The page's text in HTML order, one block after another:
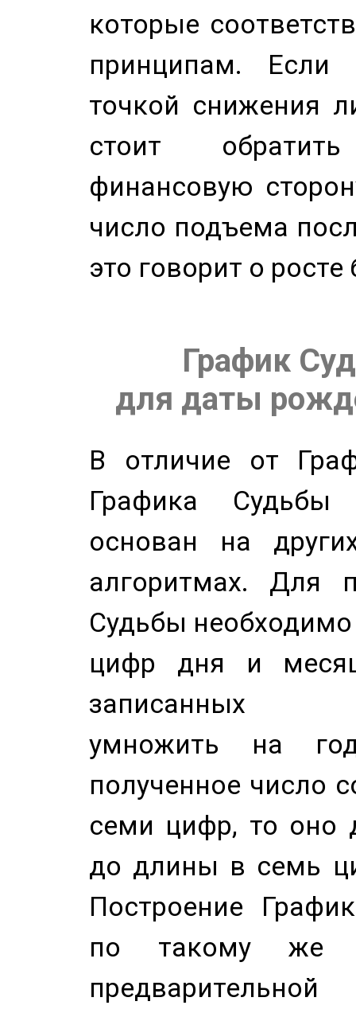
которые
принципам. Если
точкой снижения
стоит
финансовую
число подъема
это говорит о
График
для даты
В отличие от
Графика
основан на
алгоритмах. Для
Судьбы
цифр дня и
записанных
умножить на
полученное число
семи цифр, то оно
до длины в семь
Построение
по такому же